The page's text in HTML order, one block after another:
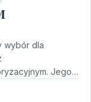
wybór dla
Jego